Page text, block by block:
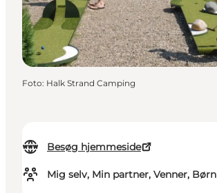
Besøg hjemmeside
Mig selv, Min partner, Venner, Børn
Foto: Halk Strand Camping